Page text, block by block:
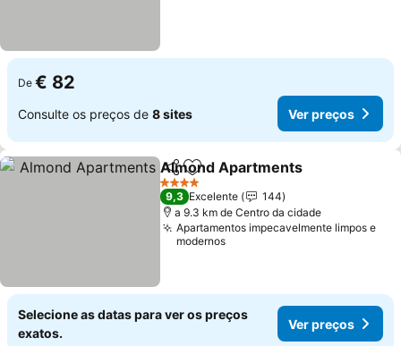
De € 82
Consulte os preços de 8 sites Ver preços
PartilharAdicionar aos favoritos
Almond Apartments
4 Estrelas
9,3 Excelente
144
a 9.3 km de Centro da cidade
Apartamentos impecavelmente limpos e
modernos
Selecione as datas para ver os preços
exatos.
Ver preços